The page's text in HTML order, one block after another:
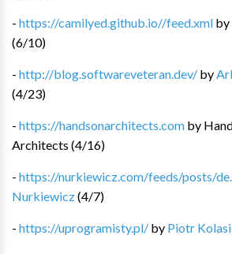
- https://camilyed.github.io//feed.xml by
(6/10)
- http://blog.softwareveteran.dev/ by
(4/23)
- https://handsonarchitects.com by
Architects (4/16)
- https://nurkiewicz.com/feeds/posts/de...
Nurkiewicz(4/7)
- https://uprogramisty.pl/ by Piotr